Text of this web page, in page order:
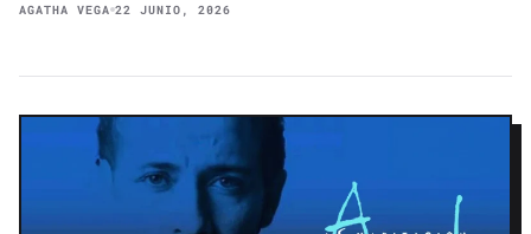
AGATHA VEGA 22 JUNIO, 2026